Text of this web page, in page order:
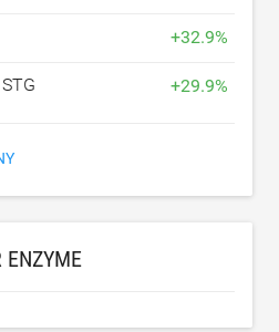
+32.9%
STG +29.9%